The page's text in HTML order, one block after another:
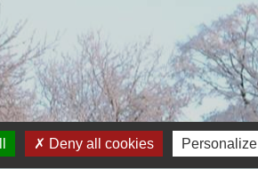
Deny all cookies Personalize